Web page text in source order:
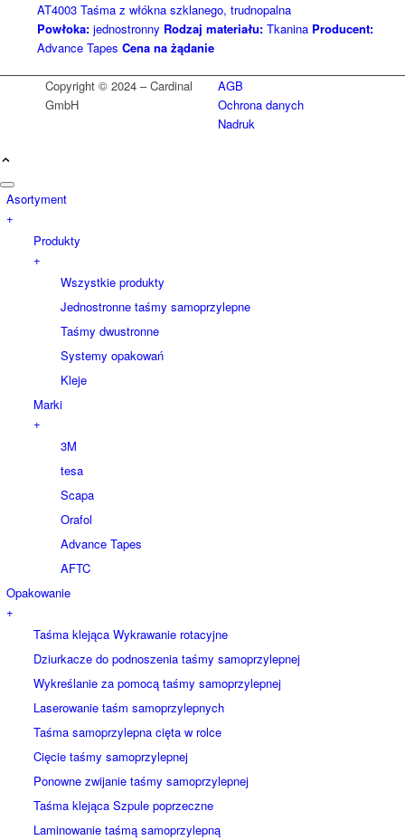
AT4003 Taśma z włókna szklanego, trudnopalna
Powłoka:jednostronny Rodzaj materiału:Tkanina Producent:
Advance Tapes Cena na żądanie
Copyright © 2024 – Cardinal
GmbH
AGB
Ochrona danych
Nadruk
Asortyment
+
Produkty
+
Wszystkie produkty
Jednostronne taśmy samoprzylepne
Taśmy dwustronne
Systemy opakowań
Kleje
Marki
+
3M
tesa
Scapa
Orafol
Advance Tapes
AFTC
Opakowanie
+
Taśma klejąca Wykrawanie rotacyjne
Dziurkacze do podnoszenia taśmy samoprzylepnej
Wykreślanie za pomocą taśmy samoprzylepnej
Laserowanie taśm samoprzylepnych
Taśma samoprzylepna cięta w rolce
Cięcie taśmy samoprzylepnej
Ponowne zwijanie taśmy samoprzylepnej
Taśma klejąca Szpule poprzeczne
Laminowanie taśmą samoprzylepną